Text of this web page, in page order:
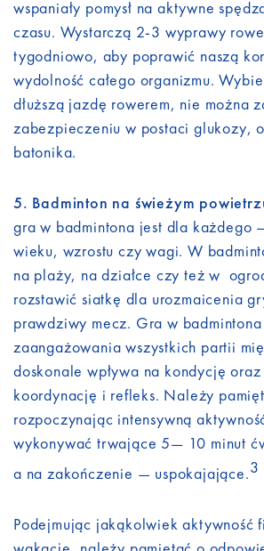
wspaniały pomysł na aktywne
czasu. Wystarczą 2-3 wyprawy
tygodniowo, aby poprawić naszą
wydolność całego organizmu.
dłuższą jazdę rowerem, nie można
zabezpieczeniu w postaci glukozy,
batonika.
5. Badminton na świeżym
gra w badmintona jest dla każdego
wieku, wzrostu czy wagi. W
na plaży, na działce czy też w
rozstawić siatkę dla urozmaicenia
prawdziwy mecz. Gra w
zaangażowania wszystkich partii
doskonale wpływa na kondycję oraz
koordynację i refleks. Należy
rozpoczynając intensywną
wykonywać trwające 5— 10 minut
a na zakończenie — uspokajające.3
Podejmując jakąkolwiek aktywność